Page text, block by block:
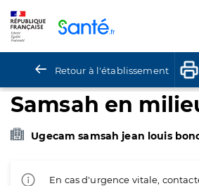
Retour à l'établissement
Samsah en
Ugecam samsah jean louis
En cas d'urgence vitale,